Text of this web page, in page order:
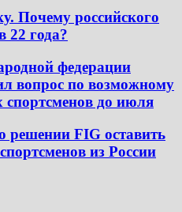
Почему российского
22 года?
федерации
вопрос по возможному
спортсменов до июля
решении FIG оставить
из России